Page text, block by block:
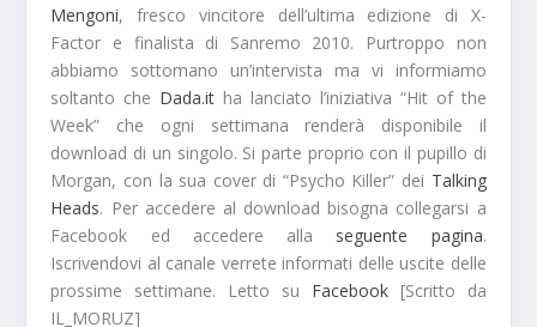
Mengoni, fresco vincitore dell’ultima edizione di X-
Factor e finalista di Sanremo 2010. Purtroppo non
abbiamo sottomano un’intervista ma vi informiamo
soltanto che Dada.it ha lanciato l’iniziativa “Hit of the
Week” che ogni settimana renderà disponibile il
download di un singolo. Si parte proprio con il pupillo di
Morgan, con la sua cover di “Psycho Killer” dei Talking
Heads. Per accedere al download bisogna collegarsi a
Facebook ed accedere alla seguente pagina.
Iscrivendovi al canale verrete informati delle uscite delle
prossime settimane. Letto su Facebook[Scritto da
IL_MORUZ]